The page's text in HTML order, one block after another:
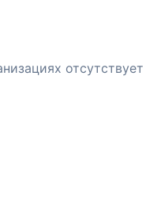
отсутствует